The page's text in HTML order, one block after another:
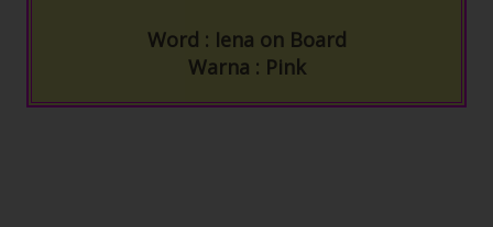
Word : Iena on Board
Warna : Pink